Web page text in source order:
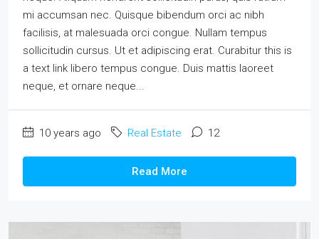
mi accumsan nec. Quisque bibendum orci ac nibh
facilisis, at malesuada orci congue. Nullam tempus
sollicitudin cursus. Ut et adipiscing erat. Curabitur this is
a text link libero tempus congue. Duis mattis laoreet
neque, et ornare neque...
10 years ago Real Estate 12
Read More